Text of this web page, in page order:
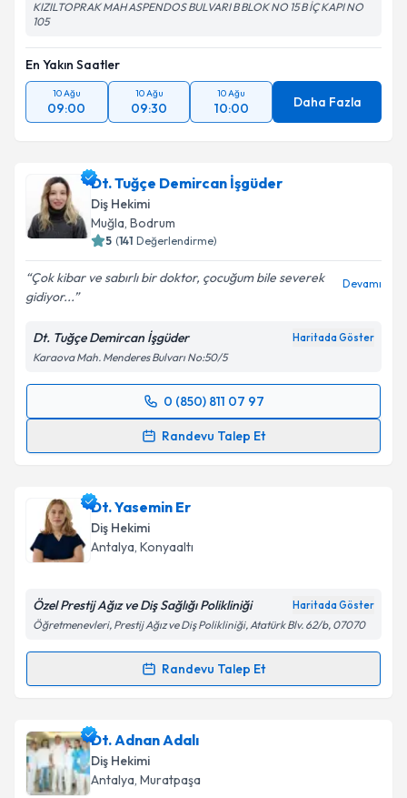
KIZILTOPRAK MAH ASPENDOS BULVARI B BLOK NO 15 B İÇ KAPI NO
105
En Yakın Saatler
10 Ağu
09:00
10 Ağu
09:30
10 Ağu
10:00 Daha Fazla
Dt. Tuğçe Demircan İşgüder
Diş Hekimi
Muğla, Bodrum
5 (141 Değerlendirme)
Çok kibar ve sabırlı bir doktor, çocuğum bile severek
gidiyor...
Devamı
Dt. Tuğçe Demircan İşgüder Haritada Göster
Karaova Mah. Menderes Bulvarı No:50/5
0 (850) 811 07 97
Randevu Talep Et
Randevu Takvimi Talebi
için bir takvim hazırlandığında e-posta ile
bilgilendireceğiz.
E-posta Adresiniz
Kişisel verilerimin işlenmesine ilişkinAydınlatma
'ni okudum ve kişisel verilerimin belirtilen
kapsamda işlenmesini kabul ediyorum.
Takvim Talebini Gönder
Dt. Yasemin Er
Diş Hekimi
Antalya, Konyaaltı
Özel Prestij Ağız ve Diş Sağlığı Polikliniği Haritada Göster
Öğretmenevleri, Prestij Ağız ve Diş Polikliniği, Atatürk Blv. 62/b, 07070
Randevu Talep Et
Randevu Takvimi Talebi
Dt. Yasemin Eriçin randevu takvimi talebi oluşturun.
Size bu uzmandan randevu almanız için bir takvim
hazırlandığında e-posta ile bilgilendireceğiz.
Dt. Adnan Adalı
Diş Hekimi
Antalya, Muratpaşa